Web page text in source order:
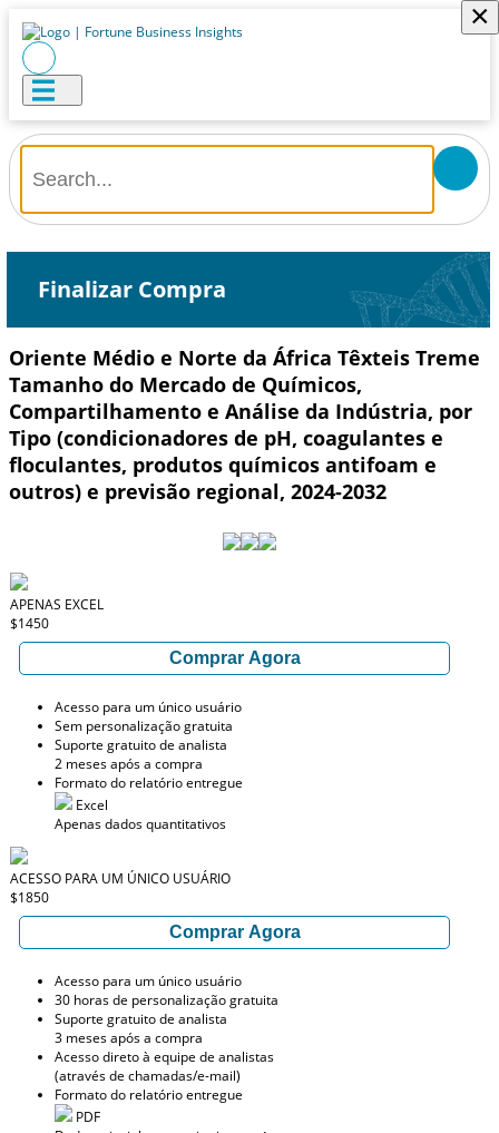
×
Finalizar Compra
Oriente Médio e Norte da África Têxteis Treme
Tamanho do Mercado de Químicos,
Compartilhamento e Análise da Indústria, por
Tipo (condicionadores de pH, coagulantes e
floculantes, produtos químicos antifoam e
outros) e previsão regional, 2024-2032
APENAS EXCEL
$1450
Comprar Agora
Acesso para um único usuário
Sem personalização gratuita
Suporte gratuito de analista
2 meses após a compra
Formato do relatório entregue
Excel
Apenas dados quantitativos
ACESSO PARA UM ÚNICO USUÁRIO
$1850
Comprar Agora
Acesso para um único usuário
30 horas de personalização gratuita
Suporte gratuito de analista
3 meses após a compra
Acesso direto à equipe de analistas
(através de chamadas/e-mail)
Formato do relatório entregue
PDF